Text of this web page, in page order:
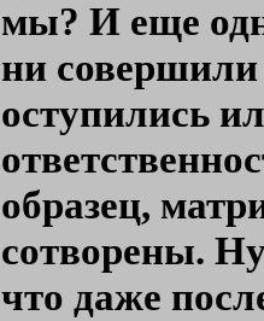
мы? И еще
ни
оступились
образец,
сотворены.
что даже